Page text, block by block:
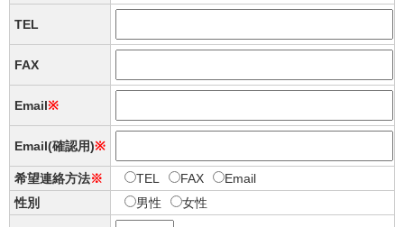
TEL
FAX
Email※
Email(確認用)※
希望連絡方法※ TEL FAX
Email
性別
男性 女性